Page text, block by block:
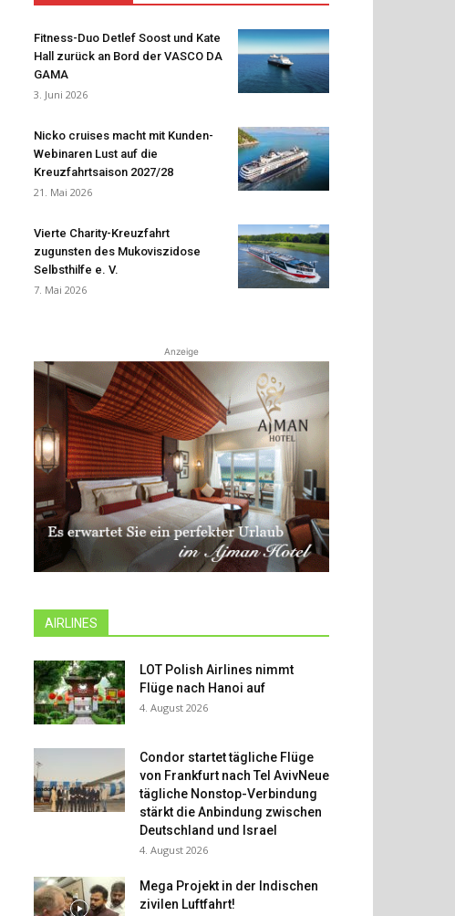
Fitness-Duo Detlef Soost und Kate
Hall zurück an Bord der VASCO DA
GAMA
3. Juni 2026
Nicko cruises macht mit Kunden-
Webinaren Lust auf die
Kreuzfahrtsaison 2027/28
21. Mai 2026
Vierte Charity-Kreuzfahrt
zugunsten des Mukoviszidose
Selbsthilfe e. V.
7. Mai 2026
Anzeige
AIRLINES
LOT Polish Airlines nimmt
Flüge nach Hanoi auf
4. August 2026
Condor startet tägliche Flüge
von Frankfurt nach Tel AvivNeue
tägliche Nonstop-Verbindung
stärkt die Anbindung zwischen
Deutschland und Israel
4. August 2026
Mega Projekt in der Indischen
zivilen Luftfahrt!